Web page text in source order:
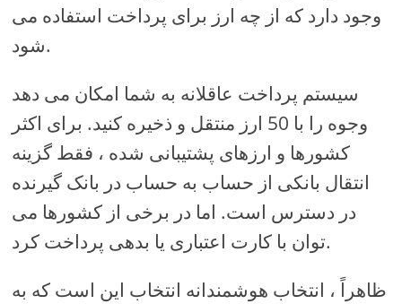
وجود دارد که از چه ارز برای پرداخت استفاده می
شود.
سیستم پرداخت عاقلانه به شما امکان می دهد
وجوه را با 50 ارز منتقل و ذخیره کنید. برای اکثر
کشورها و ارزهای پشتیبانی شده ، فقط گزینه
انتقال بانکی از حساب به حساب در بانک گیرنده
در دسترس است. اما در برخی از کشورها می
توان با کارت اعتباری یا بدهی پرداخت کرد.
ظاهراً ، انتخاب هوشمندانه انتخاب این است که به